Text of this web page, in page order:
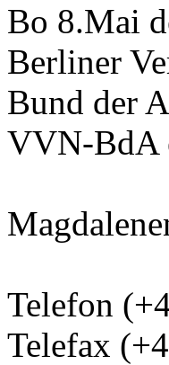
Bo 8.Mai
Berliner
Bund der
VVN-BdA
Telefon
Telefax